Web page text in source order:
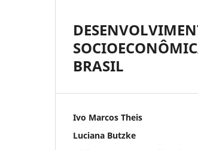
BRASIL
Ivo Marcos Theis
Luciana Butzke